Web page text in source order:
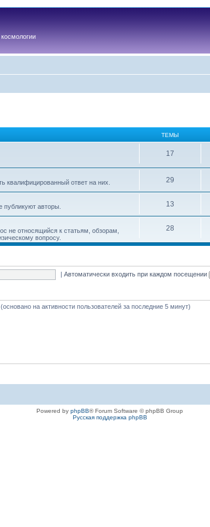
ТЕМЫ
17
квалифицированный ответ на них. 29
публикуют авторы. 13
не относящийся к статьям, обзорам,
вопросу.
28
|Автоматически входить при каждом посещении
на активности пользователей за последние 5 минут)
Powered by phpBB® Forum Software © phpBB Group
Русская поддержка phpBB